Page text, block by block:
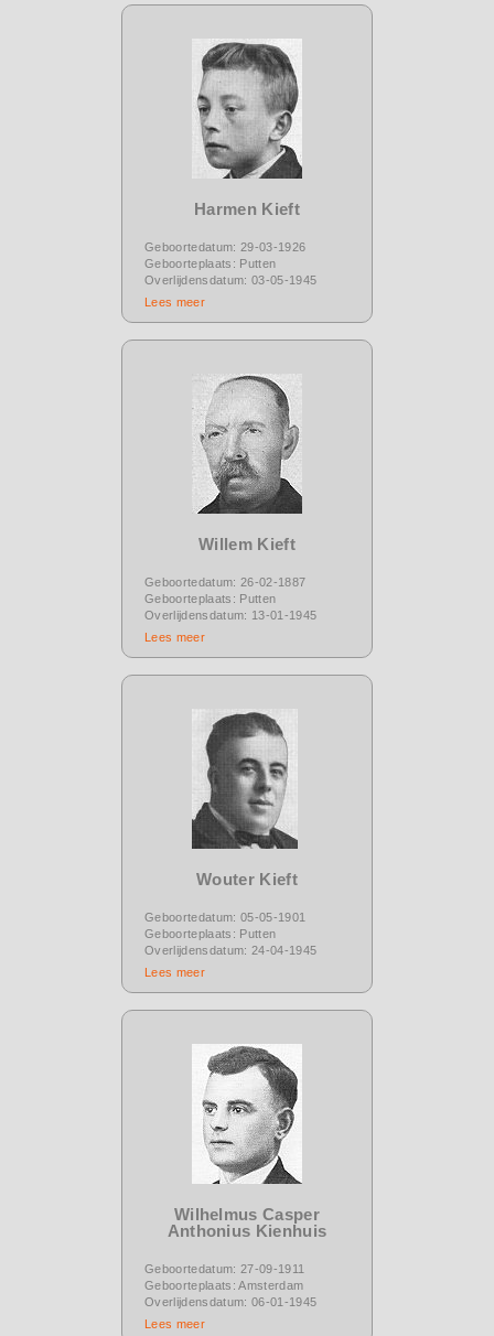
Harmen Kieft
Geboortedatum: 29-03-1926
Geboorteplaats: Putten
Overlijdensdatum: 03-05-1945
Lees meer
Willem Kieft
Geboortedatum: 26-02-1887
Geboorteplaats: Putten
Overlijdensdatum: 13-01-1945
Lees meer
Wouter Kieft
Geboortedatum: 05-05-1901
Geboorteplaats: Putten
Overlijdensdatum: 24-04-1945
Lees meer
Wilhelmus Casper
Anthonius Kienhuis
Geboortedatum: 27-09-1911
Geboorteplaats: Amsterdam
Overlijdensdatum: 06-01-1945
Lees meer